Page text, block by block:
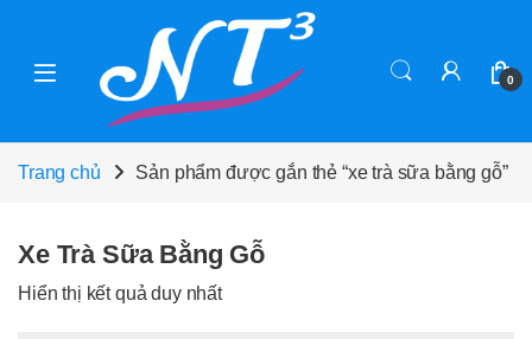
0
Trang chủ Sản phẩm được gắn thẻ “xe trà sữa bằng gỗ”
Xe Trà Sữa Bằng Gỗ
Hiển thị kết quả duy nhất